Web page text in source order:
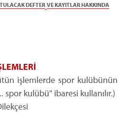
DEFTER VE KAYITLAR HAKKINDA
işlemlerde spor kulübünün
spor kulübü" ibaresi kullanılır.)